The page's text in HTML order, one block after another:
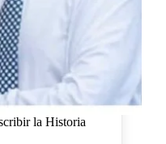
la Historia